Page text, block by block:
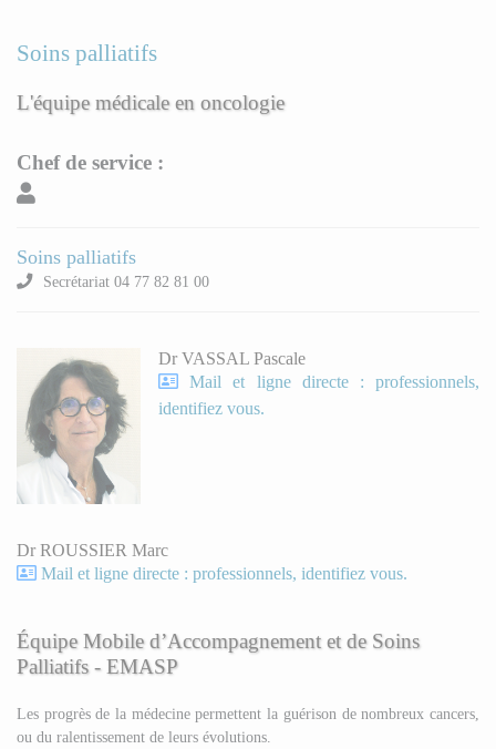
Soins palliatifs
L'équipe médicale en oncologie
Chef de service :
Soins palliatifs
Secrétariat 04 77 82 81 00
Dr VASSAL Pascale
Mail et ligne directe : professionnels,
identifiez vous.
Dr ROUSSIER Marc
Mail et ligne directe : professionnels, identifiez vous.
Équipe Mobile d’Accompagnement et de Soins
Palliatifs - EMASP
Les progrès de la médecine permettent la guérison de nombreux cancers,
ou du ralentissement de leurs évolutions.